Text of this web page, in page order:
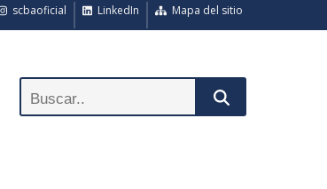
Mapa del sitio
LinkedIn
scbaoficial